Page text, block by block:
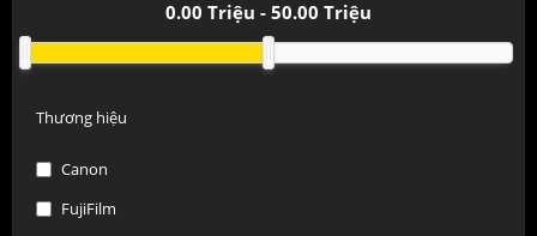
0.00 Triệu - 50.00 Triệu
Thương hiệu
Canon
FujiFilm